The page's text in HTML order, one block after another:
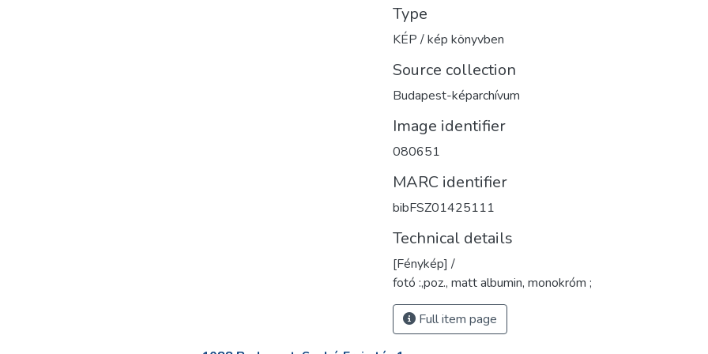
Type
KÉP / kép könyvben
Source collection
Budapest-képarchívum
Image identifier
080651
MARC identifier
bibFSZ01425111
Technical details
[Fénykép] /
fotó :,poz., matt albumin, monokróm ;
Full item page